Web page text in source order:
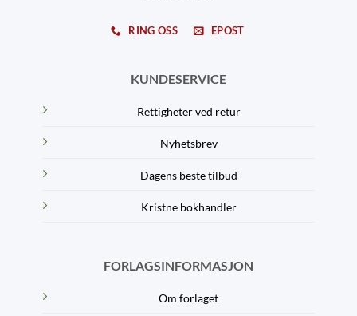
RING OSS EPOST
KUNDESERVICE
Rettigheter ved retur
Nyhetsbrev
Dagens beste tilbud
Kristne bokhandler
FORLAGSINFORMASJON
Om forlaget